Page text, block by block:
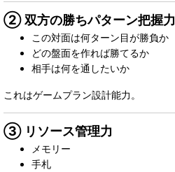
② 双方の勝ちパターン把握力
この対面は何ターン目が勝負か
どの盤面を作れば勝てるか
相手は何を通したいか
これはゲームプラン設計能力。
③ リソース管理力
メモリー
手札